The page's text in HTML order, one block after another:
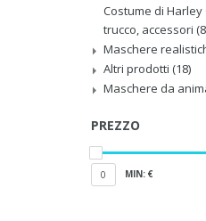
Costume di
trucco, accessori
Maschere
Altri prodotti (18)
Maschere da
PREZZO
0 MIN: €